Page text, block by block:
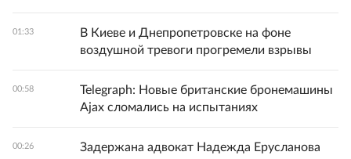
01:33
В Киеве и Днепропетровске на фоне
воздушной тревоги прогремели взрывы
00:58
Telegraph: Новые британские бронемашины
Ajax сломались на испытаниях
00:26 Задержана адвокат Надежда Ерусланова